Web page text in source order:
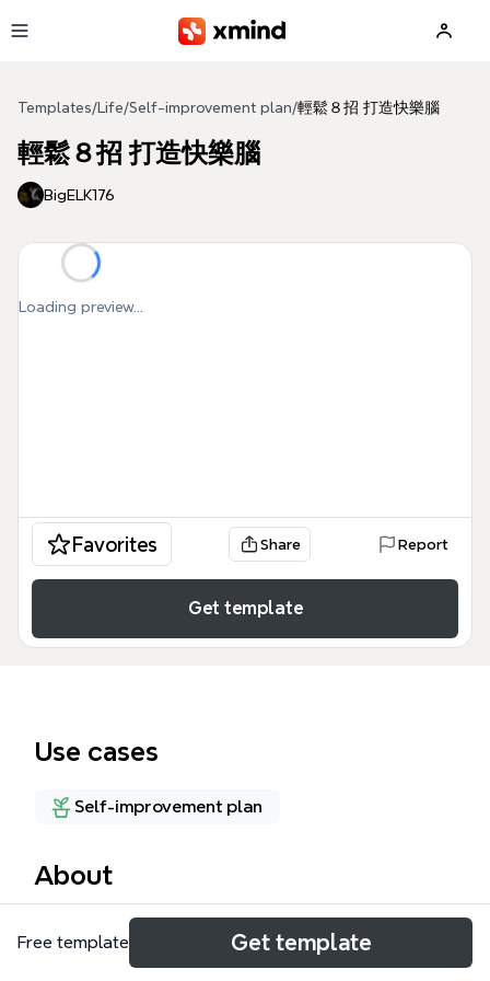
Templates/ Life/Self-improvement plan/輕鬆８招 打造快樂腦
輕鬆８招 打造快樂腦
BigELK176
Loading preview...
Favorites Share Report
Get template
Use cases
Self-improvement plan
About
这份「輕鬆８招 打造快樂腦」思维导图模板基于神经
科学研究，详细介绍了8种增强大脑功能、提升身心健
Free template Get template